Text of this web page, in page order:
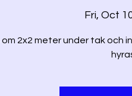
Fri, Oct
2x2 meter under tak och